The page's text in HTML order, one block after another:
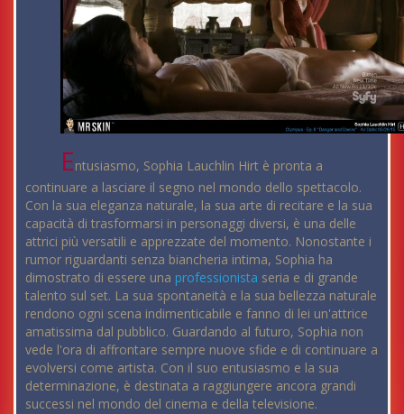
Entusiasmo, Sophia Lauchlin Hirt è pronta a
continuare a lasciare il segno nel mondo dello spettacolo.
Con la sua eleganza naturale, la sua arte di recitare e la sua
capacità di trasformarsi in personaggi diversi, è una delle
attrici più versatili e apprezzate del momento. Nonostante i
rumor riguardanti senza biancheria intima, Sophia ha
dimostrato di essere una professionista seria e di grande
talento sul set. La sua spontaneità e la sua bellezza naturale
rendono ogni scena indimenticabile e fanno di lei un'attrice
amatissima dal pubblico. Guardando al futuro, Sophia non
vede l'ora di affrontare sempre nuove sfide e di continuare a
evolversi come artista. Con il suo entusiasmo e la sua
determinazione, è destinata a raggiungere ancora grandi
successi nel mondo del cinema e della televisione.